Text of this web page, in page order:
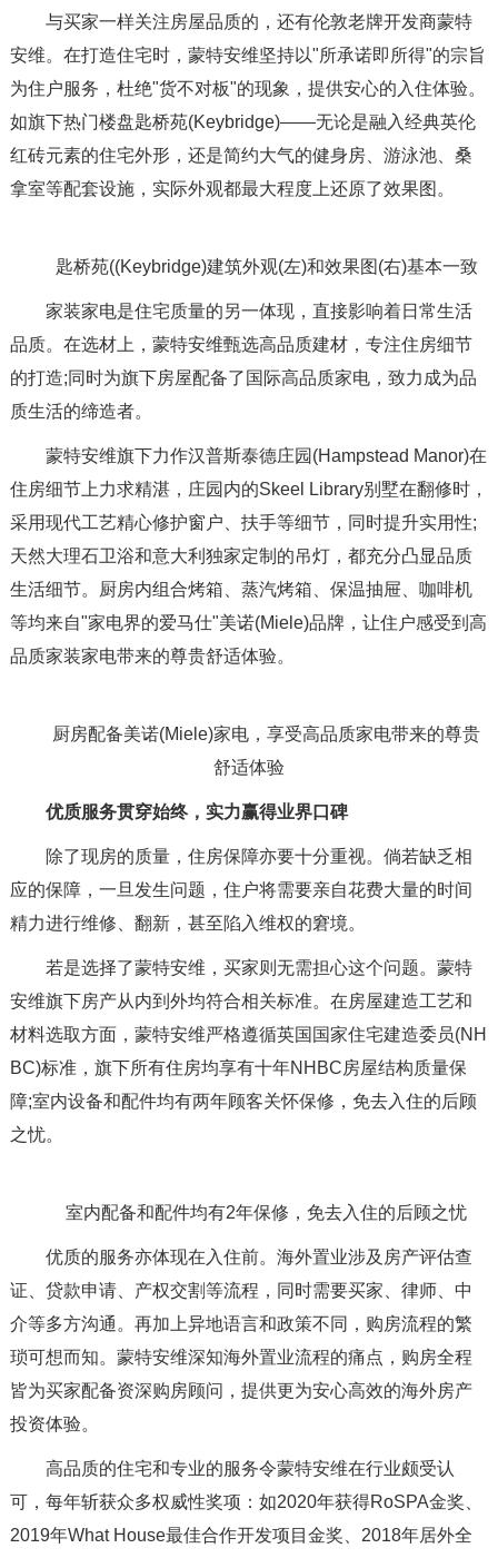
与买家一样关注房屋品质的，还有伦敦老牌开发商蒙特
安维。在打造住宅时，蒙特安维坚持以"所承诺即所得"的宗旨
为住户服务，杜绝"货不对板"的现象，提供安心的入住体验。
如旗下热门楼盘匙桥苑(Keybridge)——无论是融入经典英伦
红砖元素的住宅外形，还是简约大气的健身房、游泳池、桑
拿室等配套设施，实际外观都最大程度上还原了效果图。
匙桥苑((Keybridge)建筑外观(左)和效果图(右)基本一致
家装家电是住宅质量的另一体现，直接影响着日常生活
品质。在选材上，蒙特安维甄选高品质建材，专注住房细节
的打造;同时为旗下房屋配备了国际高品质家电，致力成为品
质生活的缔造者。
蒙特安维旗下力作汉普斯泰德庄园(Hampstead Manor)在
住房细节上力求精湛，庄园内的Skeel Library别墅在翻修时，
采用现代工艺精心修护窗户、扶手等细节，同时提升实用性;
天然大理石卫浴和意大利独家定制的吊灯，都充分凸显品质
生活细节。厨房内组合烤箱、蒸汽烤箱、保温抽屉、咖啡机
等均来自"家电界的爱马仕"美诺(Miele)品牌，让住户感受到高
品质家装家电带来的尊贵舒适体验。
厨房配备美诺(Miele)家电，享受高品质家电带来的尊贵
舒适体验
优质服务贯穿始终，实力赢得业界口碑
除了现房的质量，住房保障亦要十分重视。倘若缺乏相
应的保障，一旦发生问题，住户将需要亲自花费大量的时间
精力进行维修、翻新，甚至陷入维权的窘境。
若是选择了蒙特安维，买家则无需担心这个问题。蒙特
安维旗下房产从内到外均符合相关标准。在房屋建造工艺和
材料选取方面，蒙特安维严格遵循英国国家住宅建造委员(NH
BC)标准，旗下所有住房均享有十年NHBC房屋结构质量保
障;室内设备和配件均有两年顾客关怀保修，免去入住的后顾
之忧。
室内配备和配件均有2年保修，免去入住的后顾之忧
优质的服务亦体现在入住前。海外置业涉及房产评估查
证、贷款申请、产权交割等流程，同时需要买家、律师、中
介等多方沟通。再加上异地语言和政策不同，购房流程的繁
琐可想而知。蒙特安维深知海外置业流程的痛点，购房全程
皆为买家配备资深购房顾问，提供更为安心高效的海外房产
投资体验。
高品质的住宅和专业的服务令蒙特安维在行业颇受认
可，每年斩获众多权威性奖项：如2020年获得RoSPA金奖、
2019年What House最佳合作开发项目金奖、2018年居外全